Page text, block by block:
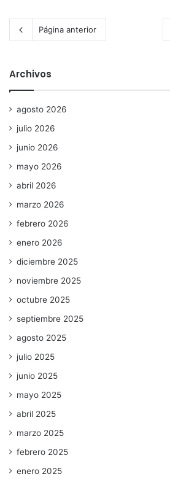
Página anterior
Archivos
agosto 2026
julio 2026
junio 2026
mayo 2026
abril 2026
marzo 2026
febrero 2026
enero 2026
diciembre 2025
noviembre 2025
octubre 2025
septiembre 2025
agosto 2025
julio 2025
junio 2025
mayo 2025
abril 2025
marzo 2025
febrero 2025
enero 2025